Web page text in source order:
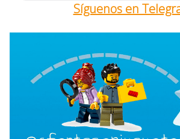
Síguenos en